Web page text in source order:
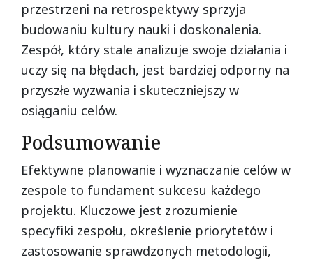
przestrzeni na retrospektywy sprzyja
budowaniu kultury nauki i doskonalenia.
Zespół, który stale analizuje swoje działania i
uczy się na błędach, jest bardziej odporny na
przyszłe wyzwania i skuteczniejszy w
osiąganiu celów.
Podsumowanie
Efektywne planowanie i wyznaczanie celów w
zespole to fundament sukcesu każdego
projektu. Kluczowe jest zrozumienie
specyfiki zespołu, określenie priorytetów i
zastosowanie sprawdzonych metodologii,